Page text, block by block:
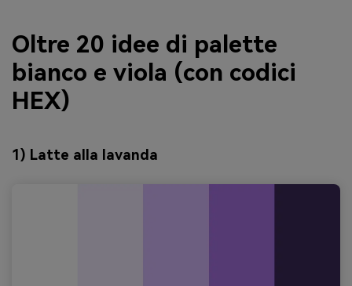
Oltre 20 idee di palette
bianco e viola (con codici
HEX)
1) Latte alla lavanda